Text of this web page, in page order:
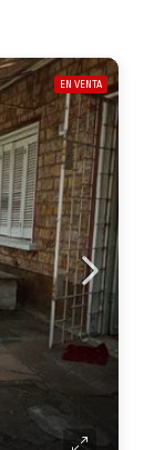
EN VENTA